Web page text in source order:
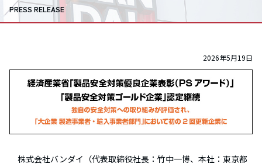
PRESS RELEASE
2026年5月19日
株式会社バンダイ（代表取締役社長：竹中一博、本社：東京都